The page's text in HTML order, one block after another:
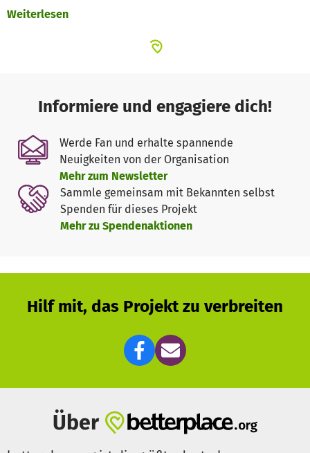
In Küstenregionen bauen unsere Hilfsorganisationen
Mangroven an. Diese Bäume und Sträucher dienen
zwischen Meer und besiedeltem Land als Schutz.
Mangrovenwälder sind nachweislich in der Lage, die
Wassermassen einer Flutwelle und die Wucht der Wellen
zu verringern. Bei dem verheerenden Tsunami 2004 in
Südostasien kam es bei bewachsenen Küstenabschnitten
durchschnittlich zu 75 % weniger Wassereinbrüchen als
bei unbewachsenen.
Hauptamtliche und ehrenamtliche Trainer besuchen
Schulen und Gemeinden, um dort Erste Hilfe und das
richtige Verhalten bei Erdbeben zu unterrichten. So
können sich die Schüler:innen im Ernstfall schützen.
Mithilfe von Getreidespeichern haben betroffene Familien
nach Überschwemmungen stets genügend Saatgut für den
Weiterlesen
Informiere und engagiere dich!
Werde Fan und erhalte spannende
Neuigkeiten von der Organisation
Mehr zum Newsletter
Sammle gemeinsam mit Bekannten selbst
Spenden für dieses Projekt
Mehr zu Spendenaktionen
Hilf mit, das Projekt zu verbreiten
Über